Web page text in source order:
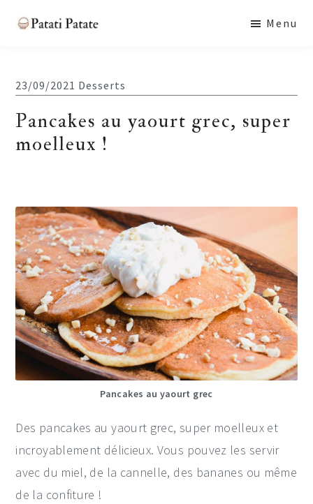
content
sidebar
Menu
23/09/2021 Desserts
Pancakes au yaourt grec, super
moelleux !
Pancakes au yaourt grec
Des pancakes au yaourt grec, super moelleux et
incroyablement délicieux. Vous pouvez les servir
avec du miel, de la cannelle, des bananes ou même
de la confiture !